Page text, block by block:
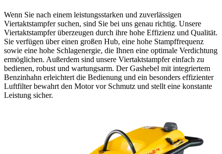
Wenn Sie nach einem leistungsstarken und zuverlässigen
Viertaktstampfer suchen, sind Sie bei uns genau richtig. Unsere
Viertaktstampfer überzeugen durch ihre hohe Effizienz und Qualität.
Sie verfügen über einen großen Hub, eine hohe Stampffrequenz
sowie eine hohe Schlagenergie, die Ihnen eine optimale Verdichtung
ermöglichen. Außerdem sind unsere Viertaktstampfer einfach zu
bedienen, robust und wartungsarm. Der Gashebel mit integriertem
Benzinhahn erleichtert die Bedienung und ein besonders effizienter
Luftfilter bewahrt den Motor vor Schmutz und stellt eine konstante
Leistung sicher.